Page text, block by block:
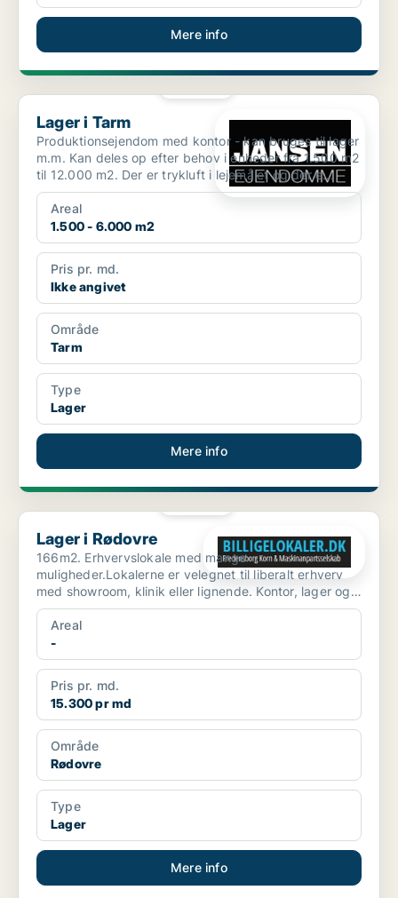
Mere info
Lager i Tarm
Lager i Tarm
Produktionsejendom med kontor - kan bruges til lager
m.m. Kan deles op efter behov i enheder fra 1.500 m2
til 12.000 m2. Der er trykluft i lejemålet og der e...
Areal
1.500 - 6.000 m2
Pris pr. md.
Ikke angivet
Område
Tarm
Type
Lager
Mere info
Lager i Rødovre
Lager i Rødovre
166m2. Erhvervslokale med mange
muligheder.Lokalerne er velegnet til liberalt erhverv
med showroom, klinik eller lignende. Kontor, lager og
produktion, mulig...
Areal
-
Pris pr. md.
15.300 pr md
Område
Rødovre
Type
Lager
Mere info